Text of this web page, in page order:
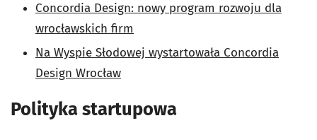
Concordia Design: nowy program rozwoju dla
wrocławskich firm
Na Wyspie Słodowej wystartowała Concordia
Design Wrocław
Polityka startupowa